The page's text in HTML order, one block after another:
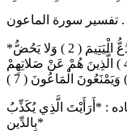
تفسير سورة الماعون .
*أَرَأَيْتَ الَّذِي يُكَذِّبُ بِالدِّينِ ( 1 ) فَذَلِكَ الَّذِي يَدُعُّ الْيَتِيمَ ( 2 ) وَلا يَحُضُّ
عَلَى طَعَامِ الْمِسْكِينِ ( 3 ) فَوَيْلٌ لِلْمُصَلِّينَ ( 4 ) الَّذِينَ هُمْ عَنْ صَلاتِهِمْ
: *أَرَأَيْتَ الَّذِي يُكَذِّبُ
بِالدِّينِ*